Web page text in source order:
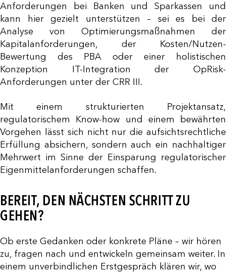
Anforderungen bei Banken und Sparkassen und
kann hier gezielt unterstützen – sei es bei der
Analyse von Optimierungsmaßnahmen der
Kapitalanforderungen, der Kosten/Nutzen-
Bewertung des PBA oder einer holistischen
Konzeption IT-Integration der OpRisk-
Anforderungen unter der CRR III.
Mit einem strukturierten Projektansatz,
regulatorischem Know-how und einem bewährten
Vorgehen lässt sich nicht nur die aufsichtsrechtliche
Erfüllung absichern, sondern auch ein nachhaltiger
Mehrwert im Sinne der Einsparung regulatorischer
Eigenmittelanforderungen schaffen.
BEREIT, DEN NÄCHSTEN SCHRITT ZU
GEHEN?
Ob erste Gedanken oder konkrete Pläne – wir hören
zu, fragen nach und entwickeln gemeinsam weiter. In
einem unverbindlichen Erstgespräch klären wir, wo